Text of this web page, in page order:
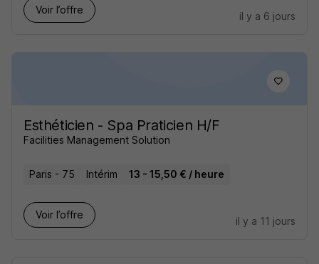
Voir l’offre
il y a 6 jours
Esthéticien - Spa Praticien H/F
Facilities Management Solution
Paris - 75 Intérim 13 - 15,50 € / heure
Voir l’offre
il y a 11 jours